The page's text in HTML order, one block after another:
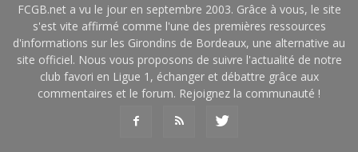
FCGB.net a vu le jour en septembre 2003. Grâce à vous, le site
s'est vite affirmé comme l'une des premières ressources
d'informations sur les Girondins de Bordeaux, une alternative au
site officiel. Nous vous proposons de suivre l'actualité de notre
club favori en Ligue 1, échanger et débattre grâce aux
commentaires et le forum. Rejoignez la communauté !